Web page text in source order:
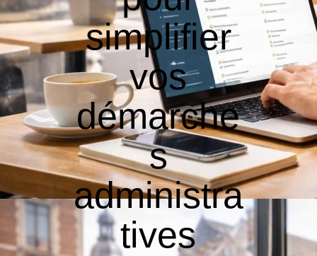
simplifier
vos
démarche
s
administra
tives